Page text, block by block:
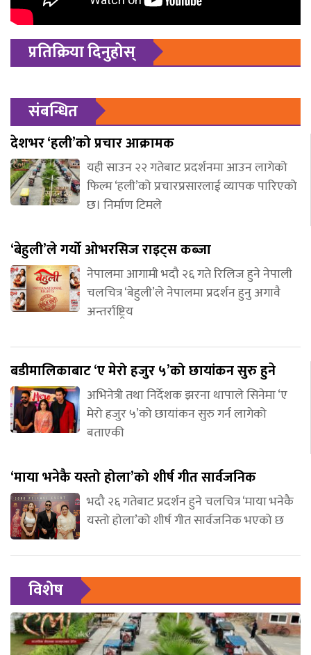
प्रतिक्रिया दिनुहोस्
संबन्धित
देशभर ‘हली’को प्रचार आक्रामक
यही साउन २२ गतेबाट प्रदर्शनमा आउन लागेको
फिल्म ‘हली’को प्रचारप्रसारलाई व्यापक पारिएको
छ। निर्माण टिमले
‘बेहुली’ले गर्यो ओभरसिज राइट्स कब्जा
नेपालमा आगामी भदौ २६ गते रिलिज हुने नेपाली
चलचित्र ‘बेहुली’ले नेपालमा प्रदर्शन हुनु अगावै
अन्तर्राष्ट्रिय
बडीमालिकाबाट ‘ए मेरो हजुर ५’को छायांकन सुरु हुने
अभिनेत्री तथा निर्देशक झरना थापाले सिनेमा ‘ए
मेरो हजुर ५’को छायांकन सुरु गर्न लागेको
बताएकी
‘माया भनेकै यस्तो होला’को शीर्ष गीत सार्वजनिक
भदौ २६ गतेबाट प्रदर्शन हुने चलचित्र ‘माया भनेकै
यस्तो होला’को शीर्ष गीत सार्वजनिक भएको छ
विशेष